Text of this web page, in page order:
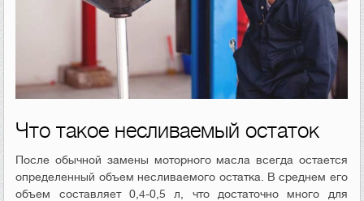
Что такое несливаемый остаток
После обычной замены моторного масла всегда остается
определенный объем несливаемого остатка. В среднем его
объем составляет 0,4-0,5 л, что достаточно много для